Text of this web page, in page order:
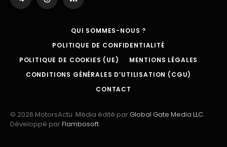
Partager
sur
ThreadsRSS
QUI SOMMES-NOUS ?
POLITIQUE DE CONFIDENTIALITÉ
POLITIQUE DE COOKIES (UE)
MENTIONS LÉGALES
CONDITIONS GÉNÉRALES D’UTILISATION (CGU)
CONTACT
© 2026 MotorsActu. Média édité parGlobal Gate Media LLC.
Développé parFlambosoft.